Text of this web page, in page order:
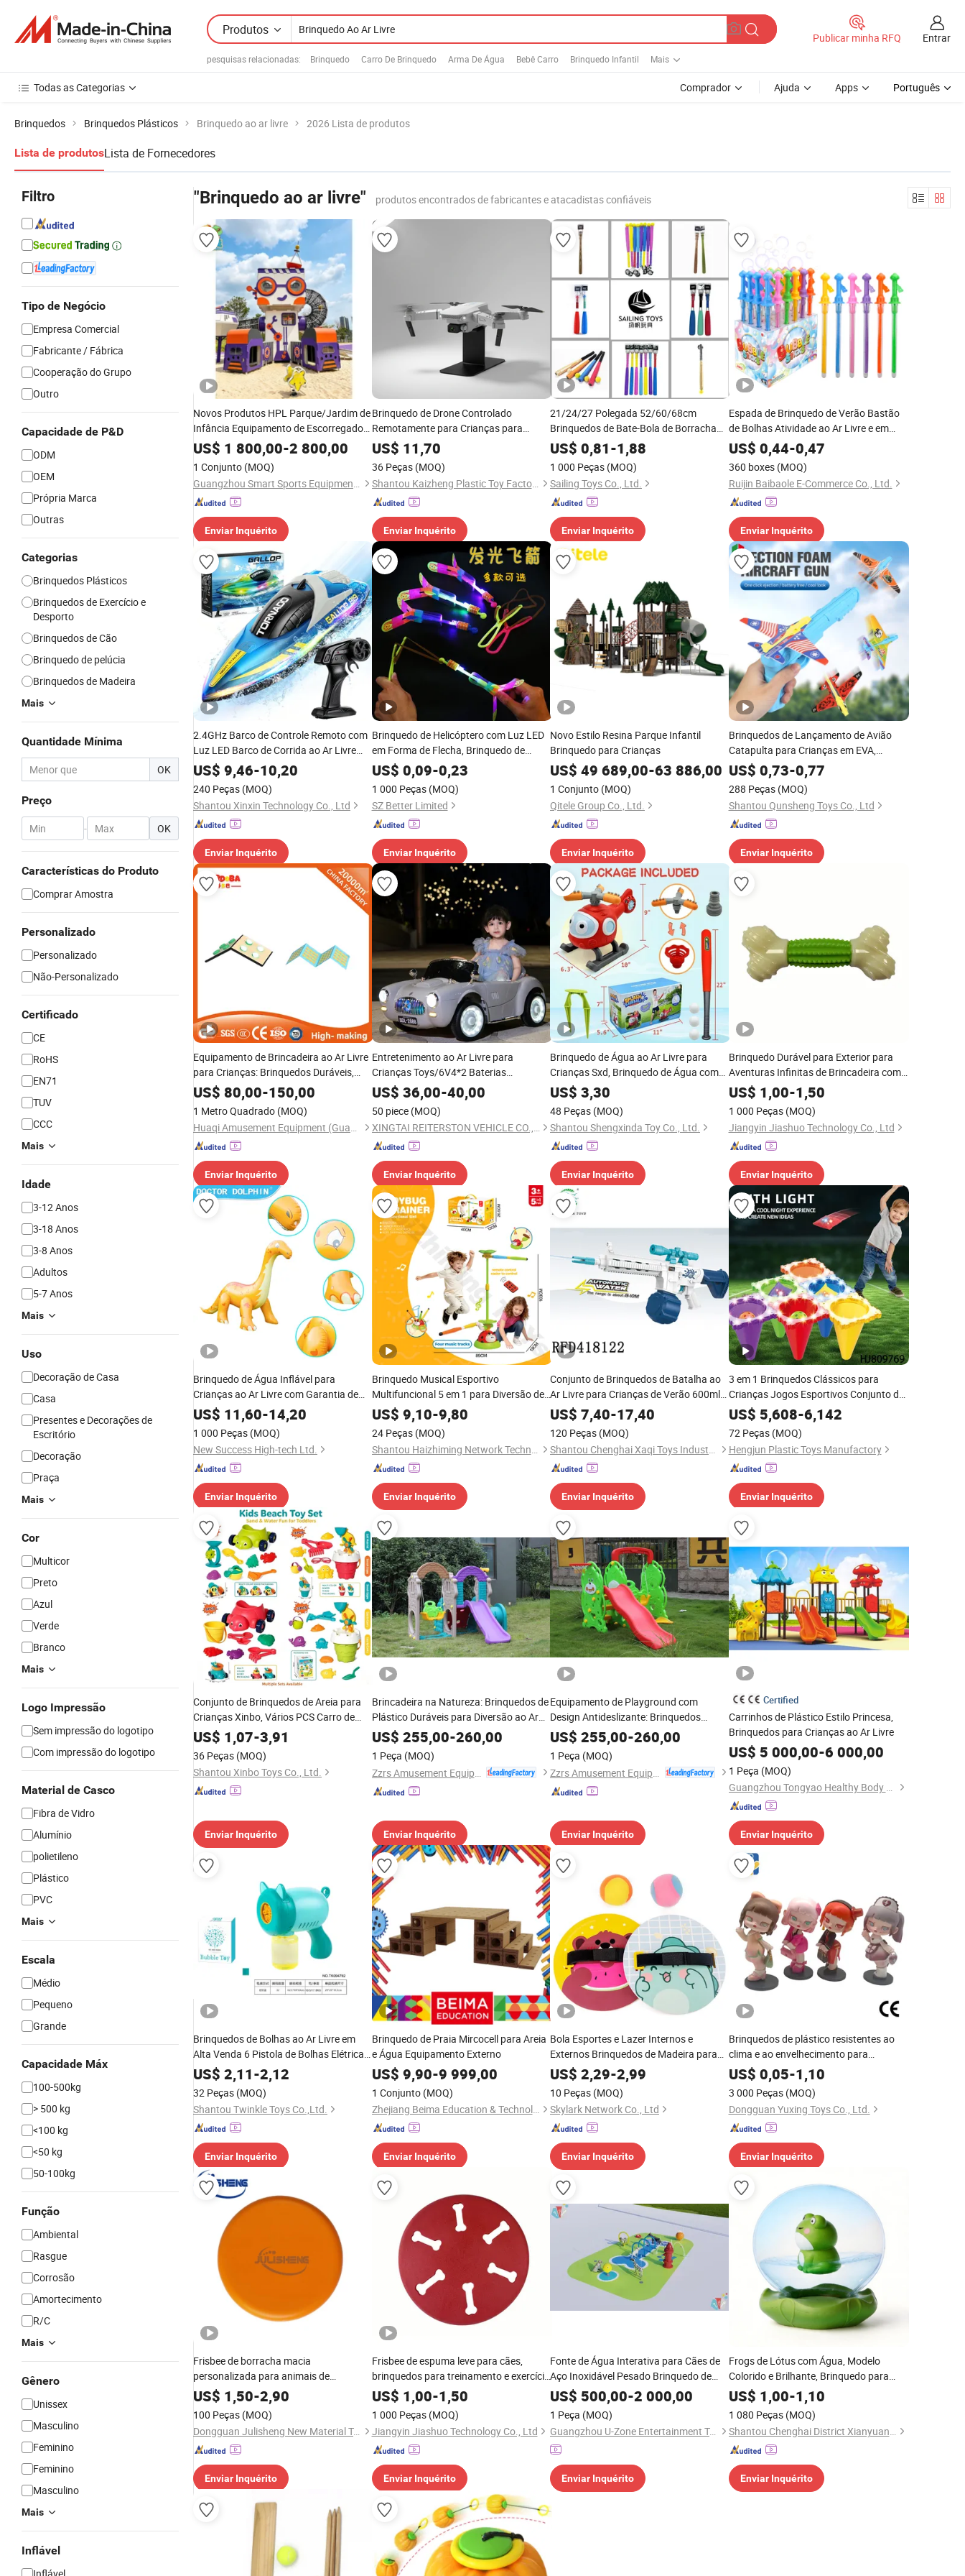
Produtos
pesquisas relacionadas: Brinquedo Carro De Brinquedo Arma De Água Bebê Carro Brinquedo Infantil Mais
Publicar minha RFQ Entrar
Todas as Categorias Comprador Ajuda Apps Português
Brinquedos Brinquedos Plásticos Brinquedo ao ar livre 2026 Lista de produtos
Lista de produtosLista de Fornecedores
Filtro
Tipo de Negócio
Empresa Comercial
Fabricante / Fábrica
Cooperação do Grupo
Outro
Capacidade de P&D
ODM
OEM
Própria Marca
Outras
Categorias
Brinquedos Plásticos
Brinquedos de Exercício e
Desporto
Brinquedos de Cão
Brinquedo de pelúcia
Brinquedos de Madeira
Mais
Quantidade Mínima
OK
Preço
- OK
Características do Produto
Comprar Amostra
Personalizado
Personalizado
Não-Personalizado
Certificado
CE
RoHS
EN71
TUV
CCC
Mais
Idade
3-12 Anos
3-18 Anos
3-8 Anos
Adultos
5-7 Anos
Mais
Uso
Decoração de Casa
Casa
Presentes e Decorações de
Escritório
Decoração
Praça
Mais
Cor
Multicor
Preto
Azul
Verde
Branco
Mais
Logo Impressão
Sem impressão do logotipo
Com impressão do logotipo
Material de Casco
Fibra de Vidro
Alumínio
polietileno
Plástico
PVC
Mais
Escala
Médio
Pequeno
Grande
Capacidade Máx
100-500kg
> 500 kg
<100 kg
<50 kg
50-100kg
Função
Ambiental
Rasgue
Corrosão
Amortecimento
R/C
Mais
Gênero
Unissex
Masculino
Feminino
Feminino
Masculino
Mais
Inflável
"Brinquedo ao ar livre" produtos encontrados de fabricantes e atacadistas confiáveis
Novos Produtos HPL Parque/Jardim de
Infância Equipamento de Escorregador
e Balanço para Crianças Parque de
Diversões Brinquedos Plásticos para
Exterior com Estrutura HPL
US$ 1 800,00-2 800,00
1 Conjunto (MOQ)
Guangzhou Smart Sports Equipment Co., Ltd.
Enviar Inquérito
Brinquedo de Drone Controlado
Remotamente para Crianças para
Diversão em Aventuras ao Ar Livre
US$ 11,70
36 Peças (MOQ)
Shantou Kaizheng Plastic Toy Factory
Enviar Inquérito
21/24/27 Polegada 52/60/68cm
Brinquedos de Bate-Bola de Borracha
para Esportes e Fitness ao Ar Livre,
Brinquedos de Beisebol Portáteis para
Crianças
US$ 0,81-1,88
1 000 Peças (MOQ)
Sailing Toys Co., Ltd.
Enviar Inquérito
Espada de Brinquedo de Verão Bastão
de Bolhas Atividade ao Ar Livre e em
Ambiente Fechado Uso de Casamento
Lembrancinhas Suprimentos Varinha
Colorida de Soprador de Bolhas
Brinquedos para Crianças
US$ 0,44-0,47
360 boxes (MOQ)
Ruijin Baibaole E-Commerce Co., Ltd.
Enviar Inquérito
2.4GHz Barco de Controle Remoto com
Luz LED Barco de Corrida ao Ar Livre
Brinquedos de Velocidade na Água
US$ 9,46-10,20
240 Peças (MOQ)
Shantou Xinxin Technology Co., Ltd
Enviar Inquérito
Brinquedo de Helicóptero com Luz LED
em Forma de Flecha, Brinquedo de
Festa Divertido, Presente de Slingshot
Elástico, Copters Voadores para
Aniversários, Ação de Graças, Presente
de Natal, Jogo ao Ar Livre para Crianças
US$ 0,09-0,23
1 000 Peças (MOQ)
SZ Better Limited
Enviar Inquérito
Novo Estilo Resina Parque Infantil
Brinquedo para Crianças
US$ 49 689,00-63 886,00
1 Conjunto (MOQ)
Qitele Group Co., Ltd.
Enviar Inquérito
Brinquedos de Lançamento de Avião
Catapulta para Crianças em EVA,
Vendidos em Alta no Amazon,
Brinquedos de Tiro ao Ar Livre
US$ 0,73-0,77
288 Peças (MOQ)
Shantou Qunsheng Toys Co., Ltd
Enviar Inquérito
Equipamento de Brincadeira ao Ar Livre
para Crianças: Brinquedos Duráveis,
Seguros e Divertidos
US$ 80,00-150,00
1 Metro Quadrado (MOQ)
Huaqi Amusement Equipment (Guangzhou) Co., Ltd.
Enviar Inquérito
Entretenimento ao Ar Livre para
Crianças Toys/6V4*2 Baterias
Educação Precoce Bluetooth Veículo
Elétrico Ckids
US$ 36,00-40,00
50 piece (MOQ)
XINGTAI REITERSTON VEHICLE CO., LTD.
Enviar Inquérito
Brinquedo de Água ao Ar Livre para
Crianças Sxd, Brinquedo de Água com
Sprinkler, Sprinkler para Crianças,
Sprinkler de Jardim, Brinquedo de
Sprinkler Rotativo
US$ 3,30
48 Peças (MOQ)
Shantou Shengxinda Toy Co., Ltd.
Enviar Inquérito
Brinquedo Durável para Exterior para
Aventuras Infinitas de Brincadeira com
Cães
US$ 1,00-1,50
1 000 Peças (MOQ)
Jiangyin Jiashuo Technology Co., Ltd
Enviar Inquérito
Brinquedo de Água Inflável para
Crianças ao Ar Livre com Garantia de
Qualidade Premium
US$ 11,60-14,20
1 000 Peças (MOQ)
New Success High-tech Ltd.
Enviar Inquérito
Brinquedo Musical Esportivo
Multifuncional 5 em 1 para Diversão de
Crianças em Ambientes Internos e
Externos
US$ 9,10-9,80
24 Peças (MOQ)
Shantou Haizhiming Network Technology Co., Ltd.
Enviar Inquérito
Conjunto de Brinquedos de Batalha ao
Ar Livre para Crianças de Verão 600ml
Brinquedo de Pistola de Água Elétrica
US$ 7,40-17,40
120 Peças (MOQ)
Shantou Chenghai Xaqi Toys Industrial Co., Limited
Enviar Inquérito
3 em 1 Brinquedos Clássicos para
Crianças Jogos Esportivos Conjunto de
Jogo de Arremesso Bola Cone Colorido
Jogos de Arremesso Internos e Externos
Brinquedos Presente
US$ 5,608-6,142
72 Peças (MOQ)
Hengjun Plastic Toys Manufactory
Enviar Inquérito
Conjunto de Brinquedos de Areia para
Crianças Xinbo, Vários PCS Carro de
Tartaruga, Balde, Pá, Rake, Roda d'Água,
Brinquedos para Brincar ao Ar Livre na
Praia e na Caixa de Areia
US$ 1,07-3,91
36 Peças (MOQ)
Shantou Xinbo Toys Co., Ltd.
Enviar Inquérito
Brincadeira na Natureza: Brinquedos de
Plástico Duráveis para Diversão ao Ar
Livre
US$ 255,00-260,00
1 Peça (MOQ)
Enviar Inquérito
Equipamento de Playground com
Design Antideslizante: Brinquedos
Seguros para Crianças ao Ar Livre
US$ 255,00-260,00
1 Peça (MOQ)
Enviar Inquérito
Certified
Carrinhos de Plástico Estilo Princesa,
Brinquedos para Crianças ao Ar Livre
US$ 5 000,00-6 000,00
1 Peça (MOQ)
Guangzhou Tongyao Healthy Body Equipment Co., Ltd.
Enviar Inquérito
Brinquedos de Bolhas ao Ar Livre em
Alta Venda 6 Pistola de Bolhas Elétrica
Automática com Furo Sem Vazamento
para Crianças
US$ 2,11-2,12
32 Peças (MOQ)
Shantou Twinkle Toys Co.,Ltd.
Enviar Inquérito
Brinquedo de Praia Mircocell para Areia
e Água Equipamento Externo
US$ 9,90-9 999,00
1 Conjunto (MOQ)
Zhejiang Beima Education & Technology Co., Ltd.
Enviar Inquérito
Bola Esportes e Lazer Internos e
Externos Brinquedos de Madeira para
Crianças
US$ 2,29-2,99
10 Peças (MOQ)
Skylark Network Co., Ltd
Enviar Inquérito
Brinquedos de plástico resistentes ao
clima e ao envelhecimento para
crianças, venda por atacado,
brinquedos para atividades ao ar livre,
caixa cega, produção flexível para todos
os pedidos, presente
US$ 0,05-1,10
3 000 Peças (MOQ)
Dongguan Yuxing Toys Co., Ltd.
Enviar Inquérito
Frisbee de borracha macia
personalizada para animais de
estimação, brinquedo para crianças,
brinquedo ao ar livre
US$ 1,50-2,90
100 Peças (MOQ)
Dongguan Julisheng New Material Technology Co., Ltd.
Enviar Inquérito
Frisbee de espuma leve para cães,
brinquedos para treinamento e exercício
ao ar livre
US$ 1,00-1,50
1 000 Peças (MOQ)
Jiangyin Jiashuo Technology Co., Ltd
Enviar Inquérito
Fonte de Água Interativa para Cães de
Aço Inoxidável Pesado Brinquedo de
Brincadeira ao Ar Livre
US$ 500,00-2 000,00
1 Peça (MOQ)
Guangzhou U-Zone Entertainment Technology Co., Ltd
Enviar Inquérito
Frogs de Lótus com Água, Modelo
Colorido e Brilhante, Brinquedo para
Luta de Água ao Ar Livre
US$ 1,00-1,10
1 080 Peças (MOQ)
Shantou Chenghai District Xianyuan Toy Factory
Enviar Inquérito